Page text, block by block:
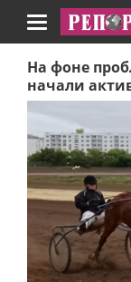
Навигация
На фоне
начали